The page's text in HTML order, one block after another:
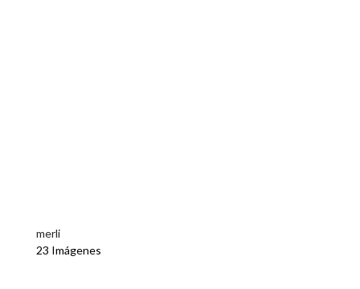
merli
23 Imágenes